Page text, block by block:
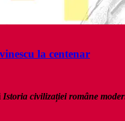
la centenar
Istoria civilizației române